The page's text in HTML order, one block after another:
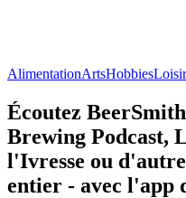
AlimentationArtsHobbies
Écoutez
Brewing Podcast,
l'Ivresse ou
entier - avec l'app